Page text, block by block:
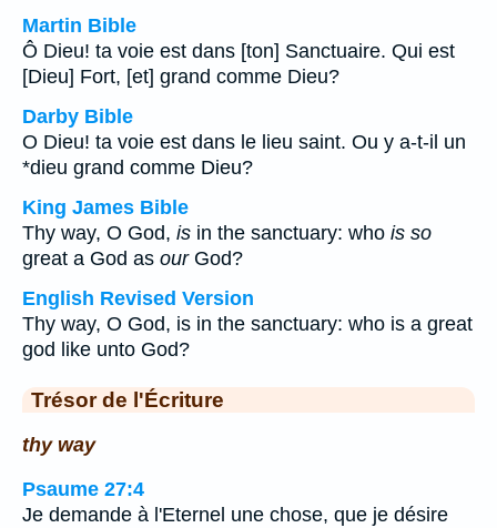
Martin Bible
Ô Dieu! ta voie est dans [ton] Sanctuaire. Qui est
[Dieu] Fort, [et] grand comme Dieu?
Darby Bible
O Dieu! ta voie est dans le lieu saint. Ou y a-t-il un
*dieu grand comme Dieu?
King James Bible
Thy way, O God, is in the sanctuary: who is so
great a God as ourGod?
English Revised Version
Thy way, O God, is in the sanctuary: who is a great
god like unto God?
Trésor de l'Écriture
thy way
Psaume 27:4
Je demande à l'Eternel une chose, que je désire